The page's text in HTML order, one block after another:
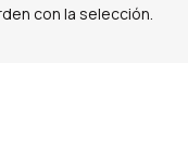
con la selección.